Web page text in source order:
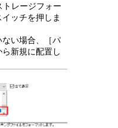
トレージフォー
ッチを押しま
ない場合、［パ
新規に配置し